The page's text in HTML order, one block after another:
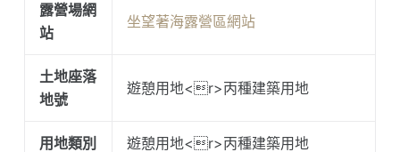
露營場網
站
坐望著海露營區網站
土地座落
地號
遊憩用地<r>丙種建築用地
用地類別 遊憩用地<r>丙種建築用地